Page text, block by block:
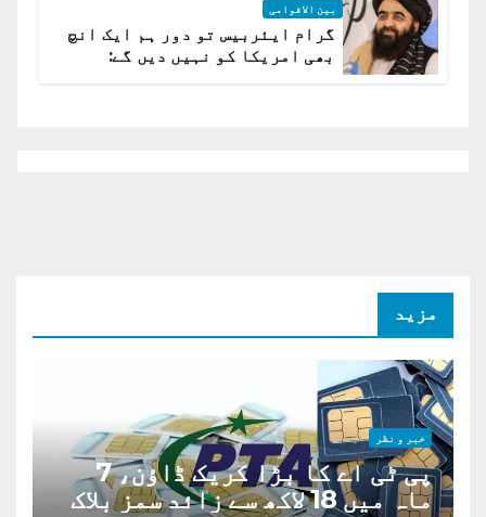
بین الاقوامی
گرام ایئربیس تو دور ہم ایک انچ
بھی امریکا کو نہیں دیں گے:
مزید
خبر و نظر
پی ٹی اے کا بڑا کریک ڈاؤن، 7
ماہ میں 18 لاکھ سے زائد سمز بلاک